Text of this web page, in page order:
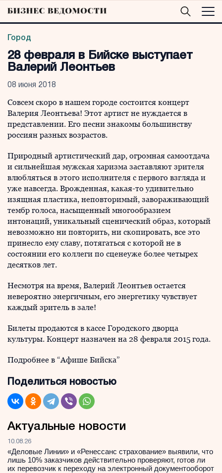
Город
28 февраля в Бийске выступает
Валерий Леонтьев
08 июня 2018
Совсем скоро в нашем городе состоится концерт
Валерия Леонтьева! Этот артист не нуждается в
представлении. Его песни знакомы большинству
россиян разных возрастов.
Природный артистический дар, огромная самоотдача
и сильнейшая мужская харизма заставляют зрителя
влюбляться в этого исполнителя с первого взгляда и
уже навсегда. Врожденная, какая-то удивительно
изящная пластика, неповторимый, завораживающий
тембр голоса, насыщенный многообразием
интонаций, уникальный сценический образ, который
невозможно ни повторить, ни скопировать, все это
принесло ему славу, потягаться с которой не в
состоянии его коллеги по сценеуже более четырех
десятков лет.
Несмотря на время, Валерий Леонтьев остается
невероятно энергичным, его энергетику чувствует
каждый зритель в зале!
Билеты продаются в кассе Городского дворца
культуры. Концерт назначен на 28 февраля 2015 года.
Подробнее в “Афише Бийска”
Поделиться новостью
Актуальные новости
10.08.26
«Деловые Линии» и «Ренессанс страхование» выявили, что
лишь 10% заказчиков действительно проверяют, готов ли
их перевозчик к переходу на электронный документооборот